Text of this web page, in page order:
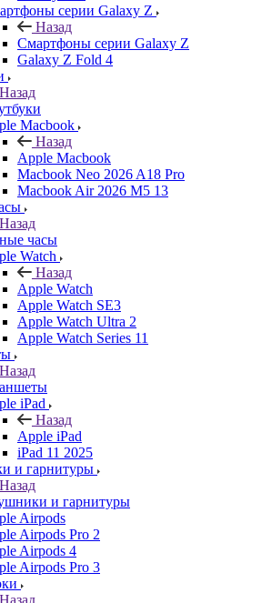
серии Galaxy Z
Назад
Смартфоны серии Galaxy Z
Galaxy Z Fold 4
Назад
Macbook
Назад
Apple Macbook
Macbook Neo 2026 A18 Pro
Macbook Air 2026 M5 13
Назад
часы
Watch
Назад
Apple Watch
Apple Watch SE3
Apple Watch Ultra 2
Apple Watch Series 11
Назад
iPad
Назад
Apple iPad
iPad 11 2025
и гарнитуры
Назад
и гарнитуры
Airpods
Airpods Pro 2
Airpods 4
Airpods Pro 3
Назад